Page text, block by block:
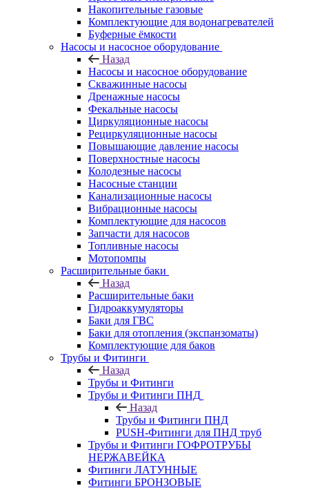
Накопительные газовые
Комплектующие для водонагревателей
Буферные ёмкости
Насосы и насосное оборудование
Назад
Насосы и насосное оборудование
Скважинные насосы
Дренажные насосы
Фекальные насосы
Циркуляционные насосы
Рециркуляционные насосы
Повышающие давление насосы
Поверхностные насосы
Колодезные насосы
Насосные станции
Канализационные насосы
Вибрационные насосы
Комплектующие для насосов
Запчасти для насосов
Топливные насосы
Мотопомпы
Расширительные баки
Назад
Расширительные баки
Гидроаккумуляторы
Баки для ГВС
Баки для отопления (экспанзоматы)
Комплектующие для баков
Трубы и Фитинги
Назад
Трубы и Фитинги
Трубы и Фитинги ПНД
Назад
Трубы и Фитинги ПНД
PUSH-Фитинги для ПНД труб
Трубы и Фитинги ГОФРОТРУБЫ
НЕРЖАВЕЙКА
Фитинги ЛАТУННЫЕ
Фитинги БРОНЗОВЫЕ